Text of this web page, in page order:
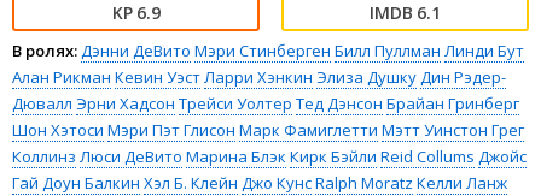
6.9 6.1
В ролях:Дэнни ДеВито Мэри Стинберген Билл Пуллман Линди Бут
Алан Рикман Кевин УэстЛарри Хэнкин Элиза ДушкуДин Рэдер-
Дювалл Эрни Хадсон Трейси Уолтер Тед Дэнсон Брайан Гринберг
Шон Хэтоси Мэри Пэт Глисон Марк Фамиглетти Мэтт Уинстон Грег
Коллинз Люси ДеВито Марина Блэк Кирк Бэйли Reid Collums Джойс
Гай Доун Балкин Хэл Б. Клейн Джо КунсRalph Moratz Келли Ланж